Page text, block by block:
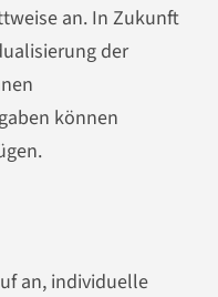
an. In Zukunft
der
können
an, individuelle